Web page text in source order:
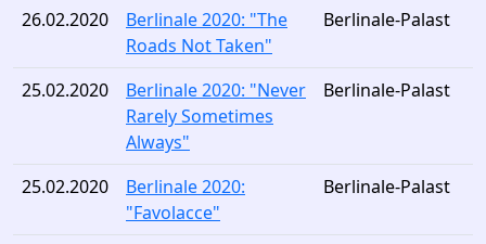
26.02.2020
Berlinale 2020: "The
Roads Not Taken"
Berlinale-Palast
25.02.2020
Berlinale 2020: "Never
Rarely Sometimes
Always"
Berlinale-Palast
25.02.2020
Berlinale 2020:
"Favolacce"
Berlinale-Palast